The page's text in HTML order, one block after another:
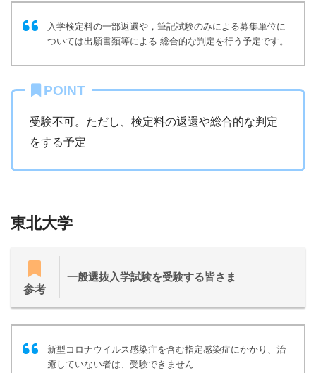
入学検定料の一部返還や，筆記試験のみによる募集単位に
ついては出願書類等による 総合的な判定を行う予定です。
POINT
受験不可。ただし、検定料の返還や総合的な判定
をする予定
東北大学
参考
一般選抜入学試験を受験する皆さま
新型コロナウイルス感染症を含む指定感染症にかかり、治
癒していない者は、受験できません